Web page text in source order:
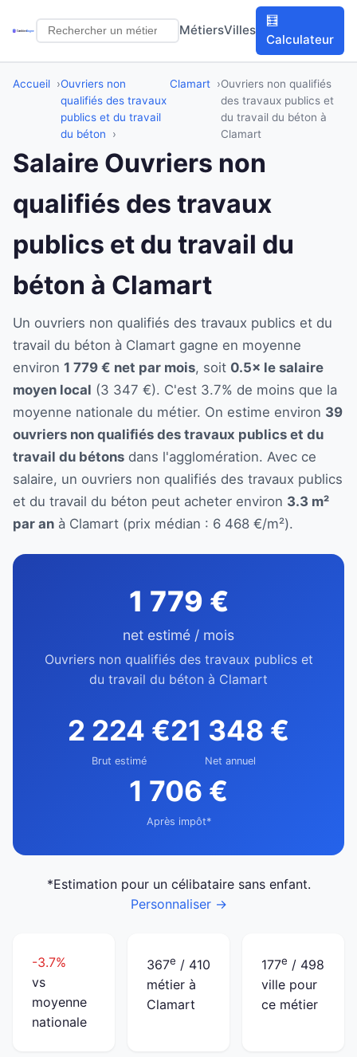
MétiersVilles
🧮
Calculateur
Accueil
Ouvriers non
qualifiés des travaux
publics et du travail
du béton
Clamart
Ouvriers non qualifiés
des travaux publics et
du travail du béton à
Clamart
Salaire Ouvriers non
qualifiés des travaux
publics et du travail du
béton à Clamart
Un ouvriers non qualifiés des travaux publics et du
travail du béton à Clamart gagne en moyenne
environ 1 779 € net par mois, soit 0.5× le salaire
moyen local (3 347 €). C'est 3.7% de moins que la
moyenne nationale du métier. On estime environ 39
ouvriers non qualifiés des travaux publics et du
travail du bétons dans l'agglomération. Avec ce
salaire, un ouvriers non qualifiés des travaux publics
et du travail du béton peut acheter environ 3.3 m²
par an à Clamart (prix médian : 6 468 €/m²).
1 779 €
net estimé / mois
Ouvriers non qualifiés des travaux publics et
du travail du béton à Clamart
2 224 €
Brut estimé
21 348 €
Net annuel
1 706 €
Après impôt*
*Estimation pour un célibataire sans enfant.
Personnaliser →
-3.7%
vs
moyenne
nationale
367e / 410
métier à
Clamart
177e / 498
ville pour
ce métier